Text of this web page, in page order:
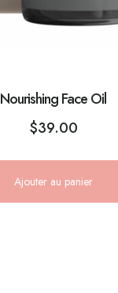
Nourishing Face Oil
$39.00
Ajouter au panier